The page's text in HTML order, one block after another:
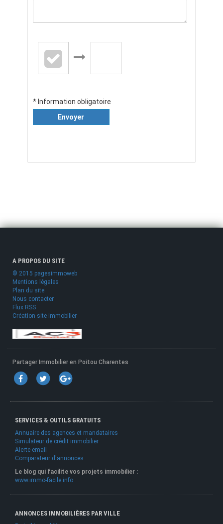
* Information obligatoire
Envoyer
A PROPOS DU SITE
© 2015 pagesimmoweb
Mentions légales
Plan du site
Nous contacter
Flux RSS
Création site immobilier
Partager Immobilier en Poitou Charentes
SERVICES & OUTILS GRATUITS
Annuaire des agences et mandataires
Simulateur de crédit immobilier
Alerte email
Comparateur d'annonces
Le blog qui facilite vos projets immobilier :
www.immo-facile.info
ANNONCES IMMOBILIÈRES PAR VILLE